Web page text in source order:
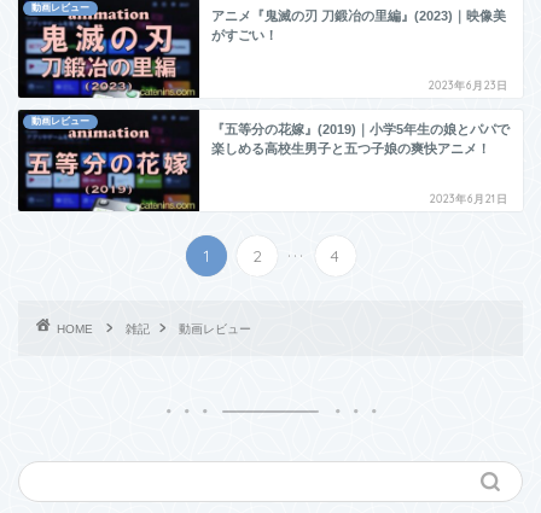
動画レビュー
アニメ『鬼滅の刃 刀鍛冶の里編』(2023)｜映像美
がすごい！
2023年6月23日
動画レビュー
『五等分の花嫁』(2019)｜小学5年生の娘とパパで
楽しめる高校生男子と五つ子娘の爽快アニメ！
2023年6月21日
1 2 ... 4
HOME 雑記 動画レビュー